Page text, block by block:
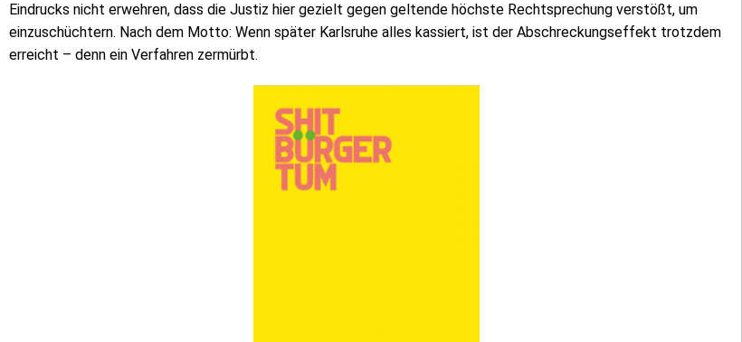
Eindrucks nicht erwehren, dass die Justiz hier gezielt gegen geltende höchste Rechtsprechung verstößt, um
einzuschüchtern. Nach dem Motto: Wenn später Karlsruhe alles kassiert, ist der Abschreckungseffekt trotzdem
erreicht – denn ein Verfahren zermürbt.